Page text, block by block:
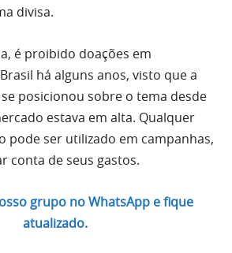
divisa.
é proibido doações em
há alguns anos, visto que a
posicionou sobre o tema desde
estava em alta. Qualquer
pode ser utilizado em campanhas,
conta de seus gastos.
grupo no WhatsApp e fique
atualizado.